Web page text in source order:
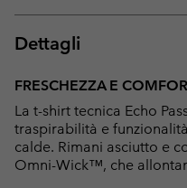
Dettagli
FRESCHEZZA E
La t-shirt tecnica Echo
traspirabilità e
calde. Rimani asciutto e
Omni-Wick™, che